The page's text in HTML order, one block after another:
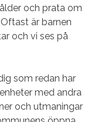
och prata om
är barnen
och vi ses på
som redan har
med andra
och utmaningar